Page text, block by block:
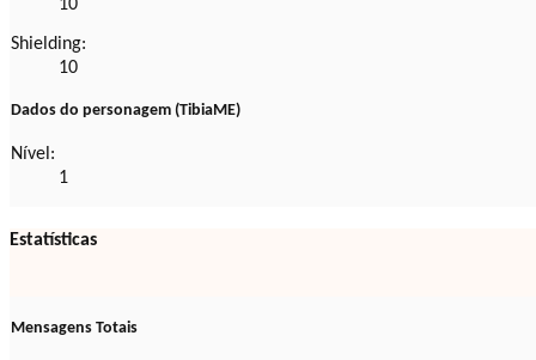
10
Shielding:
10
Dados do personagem (TibiaME)
Nível:
1
Estatísticas
Mensagens Totais